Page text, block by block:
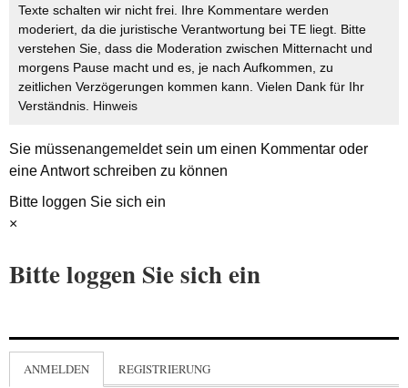
Texte schalten wir nicht frei. Ihre Kommentare werden
moderiert, da die juristische Verantwortung bei TE liegt. Bitte
verstehen Sie, dass die Moderation zwischen Mitternacht und
morgens Pause macht und es, je nach Aufkommen, zu
zeitlichen Verzögerungen kommen kann. Vielen Dank für Ihr
Verständnis. Hinweis
Sie müssenangemeldetsein um einen Kommentar oder
eine Antwort schreiben zu können
Bitte loggen Sie sich ein
×
Bitte loggen Sie sich ein
ANMELDEN REGISTRIERUNG